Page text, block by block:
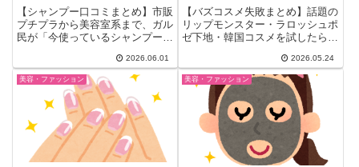
系・縮毛矯正向けを徹底比
較
【シャンプー口コミまとめ】市販
プチプラから美容室系まで、ガル
民が「今使っているシャンプー」
LUX・ダイアン・ミルボン・ジア
ンサーなど25品以上を髪質・頭
皮悩み別に整理。縮毛矯正・ヘア
カラー後のケアにも使えるまと
2026.06.01
ロポ・韓国コスメ失敗まと
め
【バズコスメ失敗まとめ】話題の
リップモンスター・ラロッシュポ
ゼ下地・韓国コスメを試したら合
ルな失敗体験談を厳選。唇荒れ・
ニキビ・脂浮きの原因と、肌質別
の対策コメントも一緒にご紹介し
ます。
2026.05.24
美容・ファッション 美容・ファッション